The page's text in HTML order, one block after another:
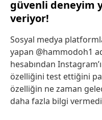
güvenli deneyim
veriyor!
Sosyal medya
yapan @hammodoh1
hesabından
özelliğini test ettiğini
özelliğin ne zaman
daha fazla bilgi